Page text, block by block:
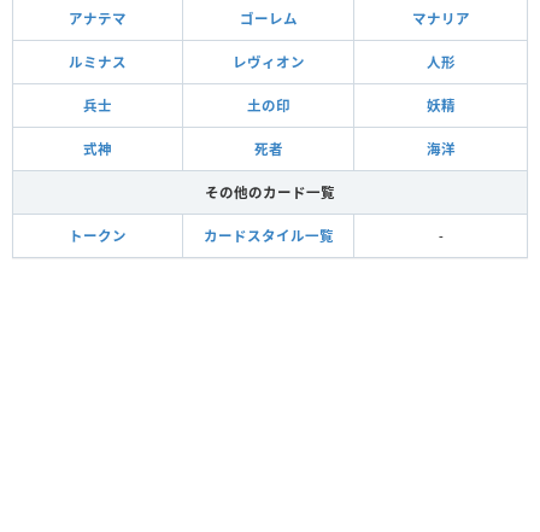
アナテマ ゴーレム マナリア
ルミナス レヴィオン 人形
兵士 土の印 妖精
式神 死者 海洋
その他のカード一覧
トークン カードスタイル一覧 -